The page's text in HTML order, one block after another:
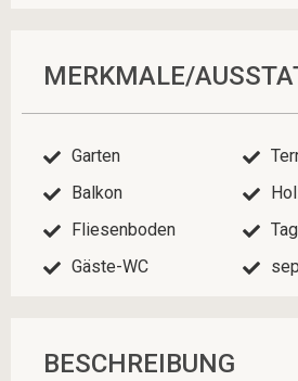
MERKMALE/
Garten
Balkon
Fliesenboden
Gäste-WC
BESCHREIBUNG